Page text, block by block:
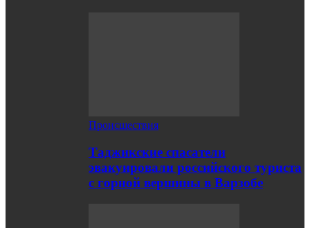
Происшествия
Таджикские спасатели
эвакуировали российского туриста
с горной вершины в Варзобе